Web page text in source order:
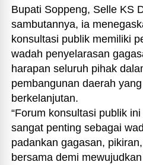
Bupati Soppeng, Selle KS
sambutannya, ia
konsultasi publik memiliki
wadah penyelarasan
harapan seluruh pihak
pembangunan daerah
berkelanjutan.
“Forum konsultasi publik
sangat penting sebagai
padankan gagasan,
bersama demi